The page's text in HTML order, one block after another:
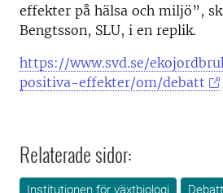
effekter på hälsa och miljö”,
Bengtsson, SLU, i en replik.
https://www.svd.se/
positiva-effekter/om/debatt
Relaterade sidor:
Institutionen för växtbiologi